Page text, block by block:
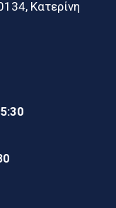
Κατερίνη